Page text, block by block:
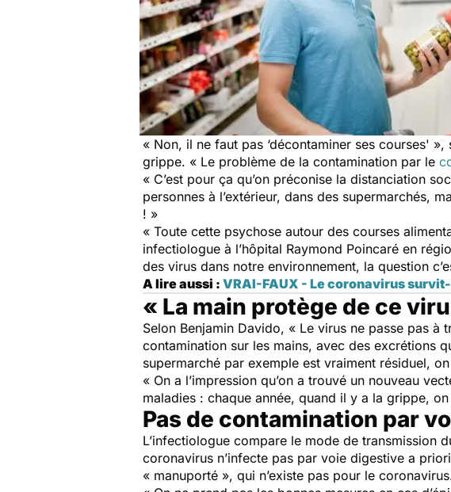
« Non, il ne faut pas ‘décontaminer ses courses'
grippe. « Le problème de la contamination par le
« C’est pour ça qu’on préconise la distanciation
personnes à l’extérieur, dans des supermarchés,
! »
« Toute cette psychose autour des courses
infectiologue à l’hôpital Raymond Poincaré en
des virus dans notre environnement, la question
A lire aussi : VRAI-FAUX - Le coronavirus
« La main protège de ce
Selon Benjamin Davido, « Le virus ne passe pas
contamination sur les mains, avec des excrétions
supermarché par exemple est vraiment résiduel,
« On a l’impression qu’on a trouvé un nouveau
maladies : chaque année, quand il y a la grippe,
Pas de contamination par
L’infectiologue compare le mode de transmission
coronavirus n’infecte pas par voie digestive a
« manuporté », qui n’existe pas pour le